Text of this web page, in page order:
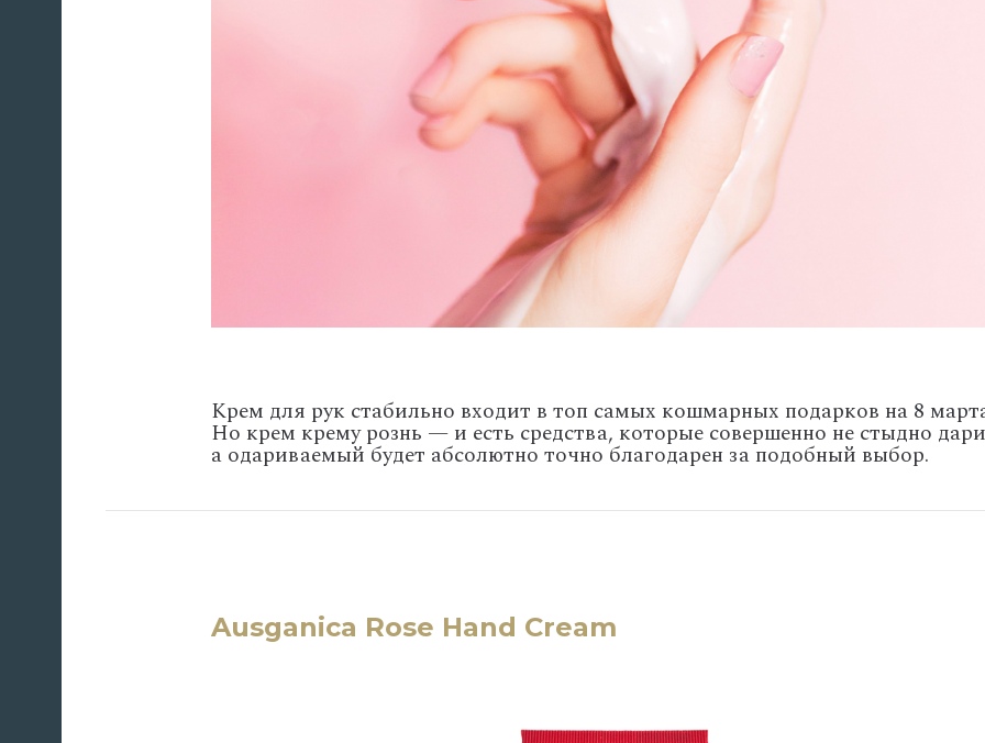
Крем для рук стабильно входит в топ самых кошмарных подарков на 8
Но крем крему рознь — и есть средства, которые совершенно не стыдно
а одариваемый будет абсолютно точно благодарен за подобный выбор.
Ausganica Rose Hand Cream